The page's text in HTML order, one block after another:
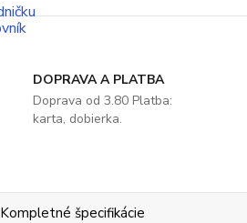
DOPRAVA A PLATBA
Doprava od 3.80 Platba:
karta, dobierka.
Kompletné špecifikácie